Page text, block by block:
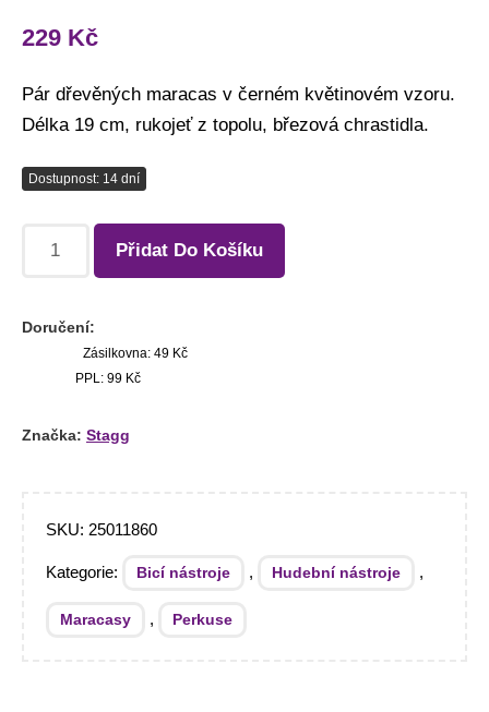
229 Kč
Pár dřevěných maracas v černém květinovém vzoru.
Délka 19 cm, rukojeť z topolu, březová chrastidla.
Dostupnost: 14 dní
Přidat Do Košíku
Doručení:
Zásilkovna: 49 Kč
PPL: 99 Kč
Značka: Stagg
SKU: 25011860
Kategorie: Bicí nástroje , Hudební nástroje ,
Maracasy , Perkuse